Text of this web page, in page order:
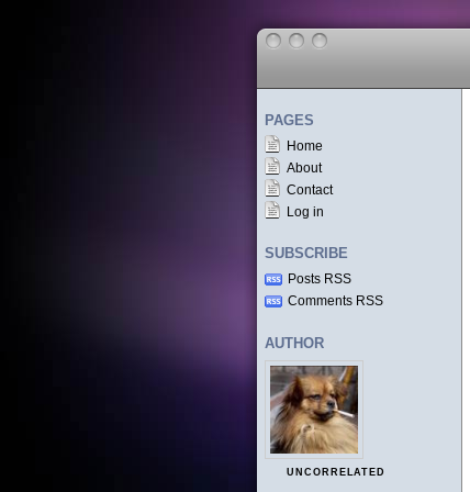
PAGES
Home
About
Contact
Log in
SUBSCRIBE
Posts RSS
Comments RSS
AUTHOR
UNCORRELATED